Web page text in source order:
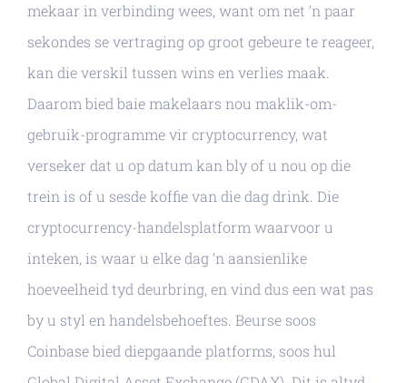
mekaar in verbinding wees, want om net ‘n paar
sekondes se vertraging op groot gebeure te reageer,
kan die verskil tussen wins en verlies maak.
Daarom bied baie makelaars nou maklik-om-
gebruik-programme vir cryptocurrency, wat
verseker dat u op datum kan bly of u nou op die
trein is of u sesde koffie van die dag drink. Die
cryptocurrency-handelsplatform waarvoor u
inteken, is waar u elke dag ‘n aansienlike
hoeveelheid tyd deurbring, en vind dus een wat pas
by u styl en handelsbehoeftes. Beurse soos
Coinbase bied diepgaande platforms, soos hul